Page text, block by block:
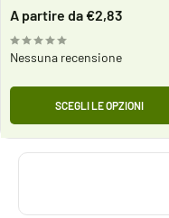
Prezzo
scontato
A partire da €2,83
Nessuna recensione
SCEGLI LE OPZIONI